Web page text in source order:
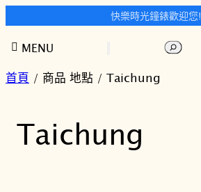
快樂時光鐘錶歡迎您!
至
主
要
搜
MENU
首頁 / 商品 地點 / Taichung
Taichung